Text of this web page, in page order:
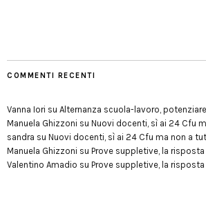
COMMENTI RECENTI
Vanna Iori su Alternanza scuola-lavoro,
Manuela Ghizzoni su Nuovi docenti, sì ai 24 Cfu
sandra su Nuovi docenti, sì ai 24 Cfu ma non a
Manuela Ghizzoni su Prove suppletive, la
Valentino Amadio su Prove suppletive, la